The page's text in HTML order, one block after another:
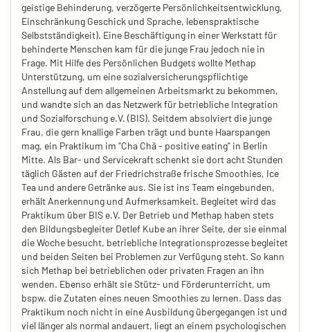
geistige Behinderung, verzögerte Persönlichkeitsentwicklung,
Einschränkung Geschick und Sprache, lebenspraktische
Selbstständigkeit). Eine Beschäftigung in einer Werkstatt für
behinderte Menschen kam für die junge Frau jedoch nie in
Frage. Mit Hilfe des Persönlichen Budgets wollte Methap
Unterstützung, um eine sozialversicherungspflichtige
Anstellung auf dem allgemeinen Arbeitsmarkt zu bekommen,
und wandte sich an das Netzwerk für betriebliche Integration
und Sozialforschung e.V. (BIS). Seitdem absolviert die junge
Frau, die gern knallige Farben trägt und bunte Haarspangen
mag, ein Praktikum im "Cha Chã - positive eating" in Berlin
Mitte. Als Bar- und Servicekraft schenkt sie dort acht Stunden
täglich Gästen auf der Friedrichstraße frische Smoothies, Ice
Tea und andere Getränke aus. Sie ist ins Team eingebunden,
erhält Anerkennung und Aufmerksamkeit. Begleitet wird das
Praktikum über BIS e.V. Der Betrieb und Methap haben stets
den Bildungsbegleiter Detlef Kube an ihrer Seite, der sie einmal
die Woche besucht, betriebliche Integrationsprozesse begleitet
und beiden Seiten bei Problemen zur Verfügung steht. So kann
sich Methap bei betrieblichen oder privaten Fragen an ihn
wenden. Ebenso erhält sie Stütz- und Förderunterricht, um
bspw. die Zutaten eines neuen Smoothies zu lernen. Dass das
Praktikum noch nicht in eine Ausbildung übergegangen ist und
viel länger als normal andauert, liegt an einem psychologischen